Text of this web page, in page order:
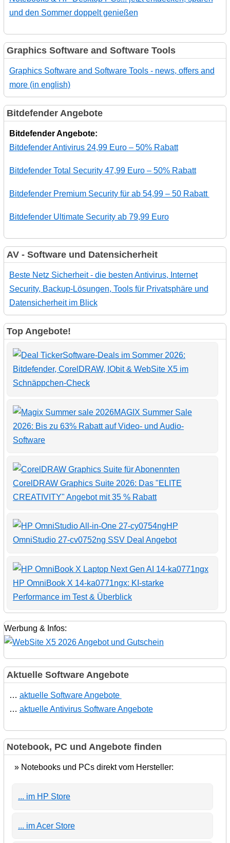
und den Sommer doppelt genießen
Graphics Software and Software Tools
Graphics Software and Software Tools - news, offers and
more (in english)
Bitdefender Angebote
Bitdefender Angebote:
Bitdefender Antivirus 24,99 Euro – 50% Rabatt
Bitdefender Total Security 47,99 Euro – 50% Rabatt
Bitdefender Premium Security für ab 54,99 – 50 Rabatt
Bitdefender Ultimate Security ab 79,99 Euro
AV - Software und Datensicherheit
Beste Netz Sicherheit - die besten Antivirus, Internet
Security, Backup-Lösungen, Tools für Privatsphäre und
Datensicherheit im Blick
Top Angebote!
Software-Deals im Sommer 2026:
Bitdefender, CorelDRAW, IObit & WebSite X5 im
Schnäppchen-Check
MAGIX Summer Sale
2026: Bis zu 63% Rabatt auf Video- und Audio-
Software
CorelDRAW Graphics Suite 2026: Das "ELITE
CREATIVITY" Angebot mit 35 % Rabatt
HP
OmniStudio 27-cv0752ng SSV Deal Angebot
HP OmniBook X 14-ka0771ngx: KI-starke
Performance im Test & Überblick
Werbung & Infos:
Aktuelle Software Angebote
… aktuelle Software Angebote
… aktuelle Antivirus Software Angebote
Notebook, PC und Angebote finden
» Notebooks und PCs direkt vom Hersteller:
... im HP Store
... im Acer Store